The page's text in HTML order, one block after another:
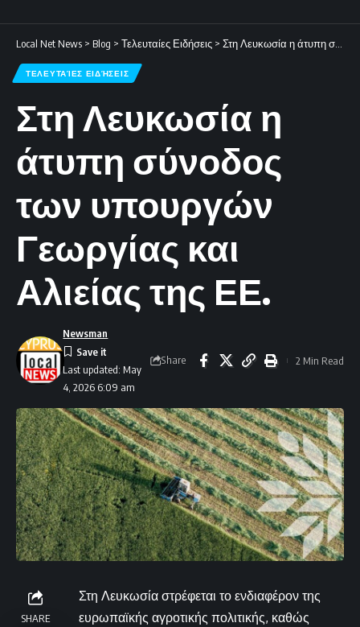
Local Net News > Blog > Τελευταίες Ειδήσεις > Στη Λευκωσία η άτυπη σύνοδος των υπουργών Γεωργίας και Αλιείας της ΕΕ.
ΤΕΛΕΥΤΑΊΕΣ ΕΙΔΉΣΕΙΣ
Στη Λευκωσία η
άτυπη σύνοδος
των υπουργών
Γεωργίας και
Αλιείας της ΕΕ.
Last updated: May
4, 2026 6:09 am
Newsman
Share 2 Min Read
SHARE
Στη Λευκωσία στρέφεται το ενδιαφέρον της
ευρωπαϊκής αγροτικής πολιτικής, καθώς